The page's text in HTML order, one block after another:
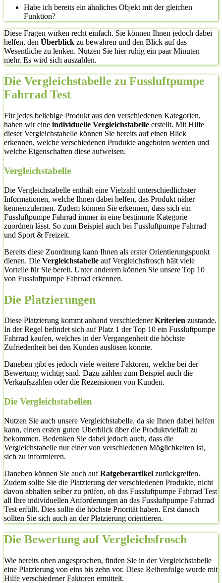
Habe ich bereits ein ähnliches Objekt mit der gleichen
Funktion?
Diese Fragen wirken recht einfach. Sie können Ihnen jedoch dabei
helfen, den Überblick zu bewahren und den Blick auf das
Wesentliche zu lenken. Nutzen Sie hier ruhig ein paar Minuten
mehr. Es wird sich auszahlen.
Die Vergleichstabelle zu Fussluftpumpe
Fahrrad Test
Für jedes beliebige Produkt aus den verschiedenen Kategorien,
haben wir eine individuelle Vergleichstabelle erstellt. Mit Hilfe
dieser Vergleichstabelle können Sie bereits auf einen Blick
erkennen, welche verschiedenen Produkte angeboten werden und
welche Eigenschaften diese aufweisen.
Vergleichstabelle
Die Vergleichstabelle enthält eine Vielzahl unterschiedlichster
Informationen, welche Ihnen dabei helfen, das Produkt näher
kennenzulernen. Zudem können Sie erkennen, dass sich ein
Fussluftpumpe Fahrrad immer in eine bestimmte Kategorie
zuordnen lässt. So zum Beispiel auch bei Fussluftpumpe Fahrrad
und Sport & Freizeit.
Bereits diese Zuordnung kann Ihnen als erster Orientierungspunkt
dienen. Die Vergleichstabelle auf Vergleichsfrosch hält viele
Vorteile für Sie bereit. Unter anderem können Sie unsere Top 10
von Fussluftpumpe Fahrrad erkennen.
Die Platzierungen
Diese Platzierung kommt anhand verschiedenerKriterien zustande.
In der Regel befindet sich auf Platz 1 der Top 10 ein Fussluftpumpe
Fahrrad kaufen, welches in der Vergangenheit die höchste
Zufriedenheit bei den Kunden auslösen konnte.
Daneben gibt es jedoch viele weitere Faktoren, welche bei der
Bewertung wichtig sind. Dazu zählen zum Beispiel auch die
Verkaufszahlen oder die Rezensionen von Kunden.
Die Vergleichstabellen
Nutzen Sie auch unsere Vergleichstabelle, da sie Ihnen dabei helfen
kann, einen ersten guten Überblick über die Produktvielfalt zu
bekommen. Bedenken Sie dabei jedoch auch, dass die
Vergleichstabelle nur einer von verschiedenen Möglichkeiten ist,
sich zu informieren.
Daneben können Sie auch aufRatgeberartikel zurückgreifen.
Zudem sollte Sie die Platzierung der verschiedenen Produkte, nicht
davon abhalten selber zu prüfen, ob das Fussluftpumpe Fahrrad Test
all Ihre individuellen Anforderungen an das Fussluftpumpe Fahrrad
Test erfüllt. Dies sollte die höchste Priorität haben. Erst danach
sollten Sie sich auch an der Platzierung orientieren.
Die Bewertung auf Vergleichsfrosch
Wie bereits oben angesprochen, finden Sie in der Vergleichstabelle
eine Platzierung von eins bis zehn vor. Diese Reihenfolge wurde mit
Hilfe verschiedener Faktoren ermittelt.